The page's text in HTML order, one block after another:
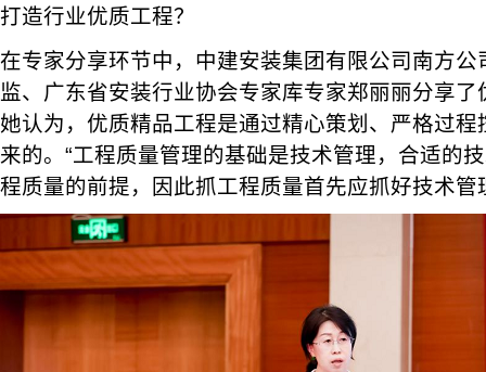
打造行业优质工程？
在专家分享环节中，中建安装集团有限公司南方
监、广东省安装行业协会专家库专家郑丽丽分享
她认为，优质精品工程是通过精心策划、严格过
来的。“工程质量管理的基础是技术管理，合适的
程质量的前提，因此抓工程质量首先应抓好技术管